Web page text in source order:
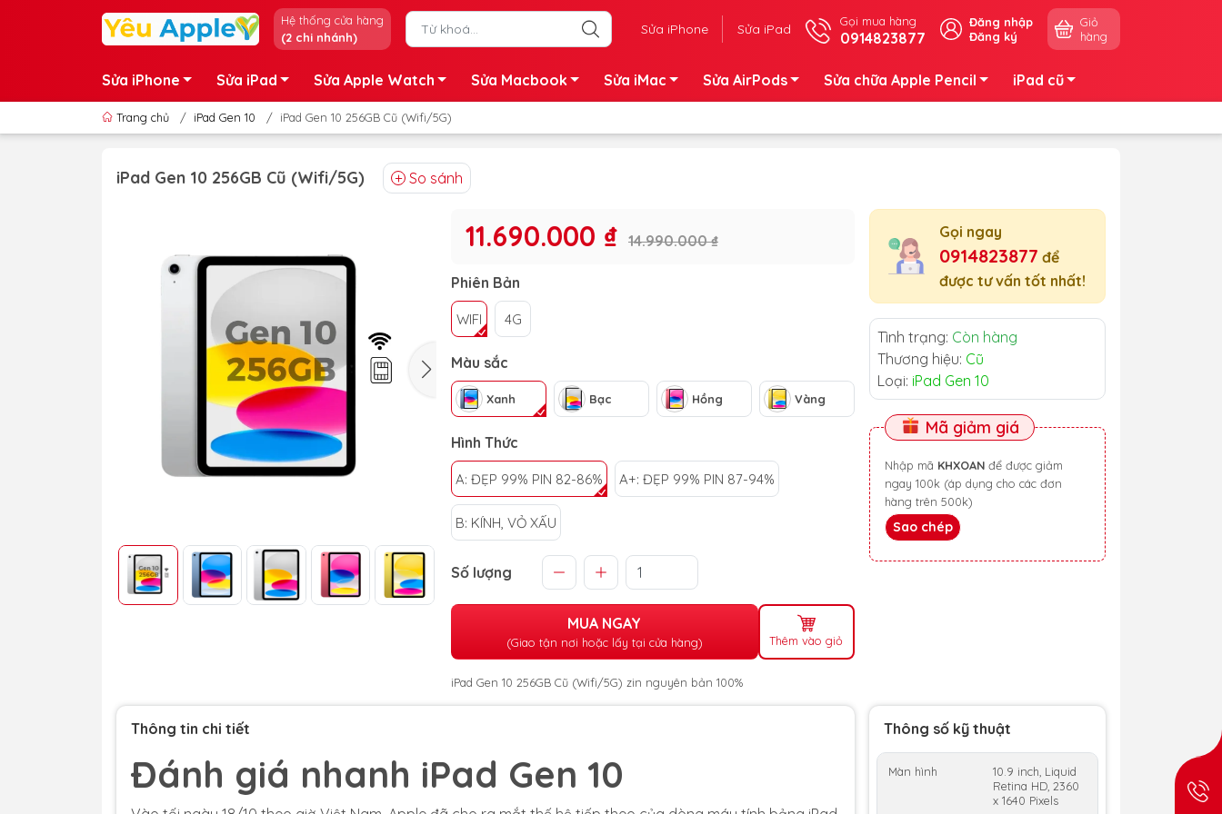
Hệ thống cửa hàng
(2 chi nhánh)
Sửa iPhone Sửa iPad Gọi mua hàng
0914823877
Đăng nhập
Đăng ký
Giỏ
hàng
Sửa iPhone Sửa iPad Sửa Apple Watch Sửa Macbook Sửa iMac Sửa AirPods Sửa chữa Apple Pencil iPad cũ
Trang chủ / iPad Gen 10 / iPad Gen 10 256GB Cũ (Wifi/5G)
iPad Gen 10 256GB Cũ (Wifi/5G) So sánh
11.690.000 ₫ 14.990.000 ₫
Phiên Bản
WIFI 4G
Màu sắc
Xanh Bạc Hồng Vàng
Hình Thức
A: ĐẸP 99% PIN 82-86% A+: ĐẸP 99% PIN 87-94%
B: KÍNH, VỎ XẤU
Số lượng
MUA NGAY
(Giao tận nơi hoặc lấy tại cửa hàng) Thêm vào giỏ
iPad Gen 10 256GB Cũ (Wifi/5G) zin nguyên bản 100%
Gọi ngay
0914823877 để
được tư vấn tốt nhất!
Tình trạng: Còn hàng
Thương hiệu: Cũ
Loại: iPad Gen 10
Mã giảm giá
Nhập mã KHXOAN
ngay 100k (áp dụng cho các đơn
hàng trên 500k)
Sao chép
Thông số kỹ thuật
Màn hình
10.9 inch, Liquid
Retina HD, 2360
x 1640 Pixels
Thông tin chi tiết
Đánh giá nhanh iPad Gen 10